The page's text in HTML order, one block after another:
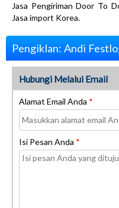
Jasa Pengiriman Door To
Jasa import Korea.
Pengiklan: Andi
Hubungi Melalui Email
Alamat Email Anda *
Isi Pesan Anda *